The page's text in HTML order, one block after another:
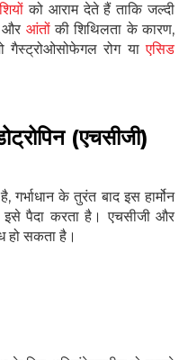
को आराम देते हैं ताकि जल्दी
आंतोंकी शिथिलता के कारण,
गैस्ट्रोओसोफेगल रोग याएसिड
(एचसीजी)
गर्भाधान के तुरंत बाद इस हार्मोन
इसे पैदा करता है। एचसीजी और
हो सकता है।